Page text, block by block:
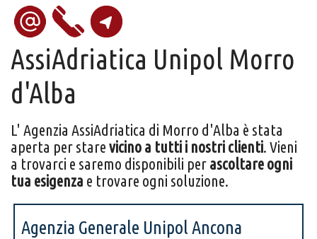
AssiAdriatica Unipol Morro
d'Alba
L' Agenzia AssiAdriatica di Morro d'Alba è stata
aperta per stare vicino a tutti i nostri clienti. Vieni
a trovarci e saremo disponibili per ascoltare ogni
tua esigenza e trovare ogni soluzione.
Agenzia Generale Unipol Ancona